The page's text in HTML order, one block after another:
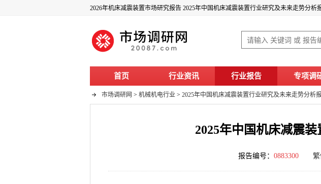
2026年机床减震装置市场研究报告 2025年中国机床减震装置行业研究及未来走势分析
首页 行业资讯 行业报告 专项调
市场调研网 > 机械机电行业 > 2025年中国机床减震装置行业研究及未来走势分析
2025年中国机床减震
报告编号： 0883300